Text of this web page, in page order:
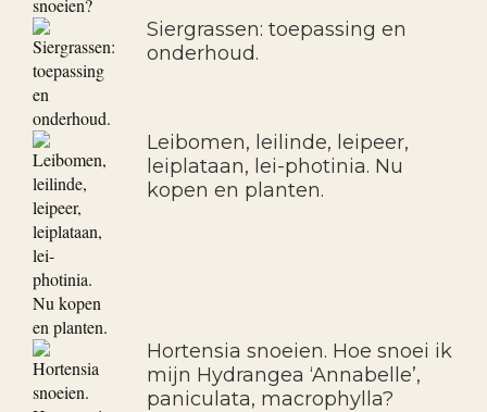
Siergrassen: toepassing en
onderhoud.
Leibomen, leilinde, leipeer,
leiplataan, lei-photinia. Nu
kopen en planten.
Hortensia snoeien. Hoe snoei ik
mijn Hydrangea ‘Annabelle’,
paniculata, macrophylla?